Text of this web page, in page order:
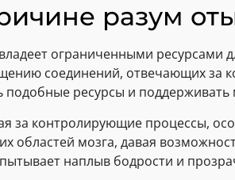
разум
ограниченными ресурсами
соединений, отвечающих
подобные ресурсы и
за контролирующие процессы,
областей мозга, давая
наплыв бодрости и